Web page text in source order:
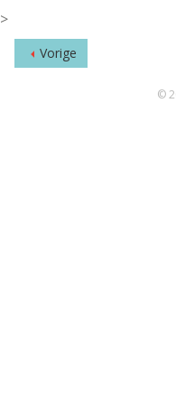
>
Vorige
©